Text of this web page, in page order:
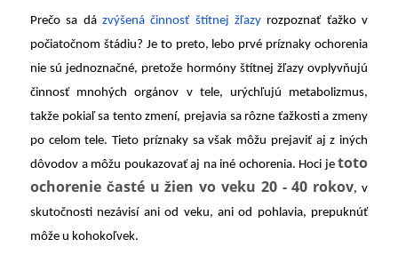
Prečo sa dá zvýšená činnosť štítnej žľazy rozpoznať ťažko v
počiatočnom štádiu? Je to preto, lebo prvé príznaky ochorenia
nie sú jednoznačné, pretože hormóny štítnej žľazy ovplyvňujú
činnosť mnohých orgánov v tele, urýchľujú metabolizmus,
takže pokiaľ sa tento zmení, prejavia sa rôzne ťažkosti a zmeny
po celom tele. Tieto príznaky sa však môžu prejaviť aj z iných
dôvodov a môžu poukazovať aj na iné ochorenia. Hoci je toto
ochorenie časté u žien vo veku 20 - 40 rokov, v
skutočnosti nezávisí ani od veku, ani od pohlavia, prepuknúť
môže u kohokoľvek.